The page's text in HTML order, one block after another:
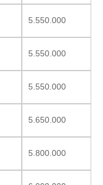
5.550.000
5.550.000
5.550.000
5.650.000
5.800.000